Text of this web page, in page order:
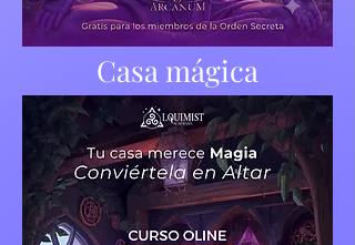
Casa mágica